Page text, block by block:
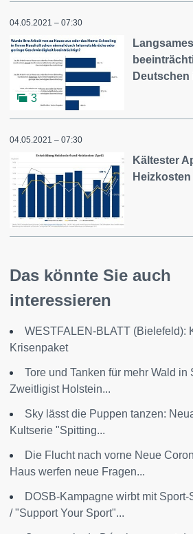
04.05.2021 – 07:30
3
Deutschen
04.05.2021 – 07:30
Kältester
Das könnte Sie auch
interessieren
WESTFALEN-BLATT (Bielefeld):
Krisenpaket
Tore und Tanken für mehr Wald
Zweitligist Holstein...
Sky lässt die Puppen tanzen:
Kultserie "Spitting...
Die Flucht nach vorne Neue
Haus werfen neue Fragen...
DOSB-Kampagne wirbt mit
/ "Support Your Sport"...